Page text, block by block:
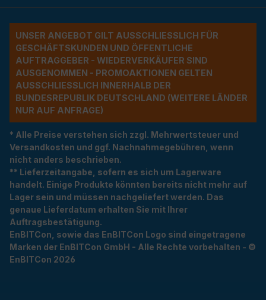
UNSER ANGEBOT GILT AUSSCHLIESSLICH FÜR G
ESCHÄFTSKUNDEN UND ÖFFENTLICHE A
UFTRAGGEBER - WIEDERVERKÄUFER SIND A
USGENOMMEN - PROMOAKTIONEN GELTEN A
USSCHLIESSLICH INNERHALB DER BU
NDESREPUBLIK DEUTSCHLAND (WEITERE LÄNDER NU
R AUF ANFRAGE)
* Alle Preise verstehen sich zzgl. Mehrwertsteuer und
Versandkosten und ggf. Nachnahmegebühren, wenn
nicht anders beschrieben.
** Lieferzeitangabe, sofern es sich um Lagerware
handelt. Einige Produkte könnten bereits nicht mehr auf
Lager sein und müssen nachgeliefert werden. Das
genaue Lieferdatum erhalten Sie mit Ihrer
Auftragsbestätigung.
EnBITCon, sowie das EnBITCon Logo sind eingetragene
Marken der EnBITCon GmbH - Alle Rechte vorbehalten - ©
EnBITCon 2026